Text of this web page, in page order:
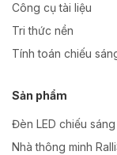
Công cụ tài liệu
Tri thức nền
Tính toán chiếu
Sản phẩm
Đèn LED chiếu sáng
Nhà thông minh